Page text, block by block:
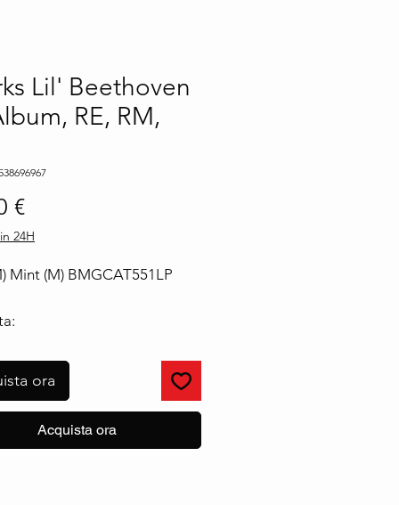
Lil' Beethoven
RE, RM,
€Prezzo
24H
Mint (M) BMGCAT551LP
Album, Reissue, Remastered,
ora
Acquista ora